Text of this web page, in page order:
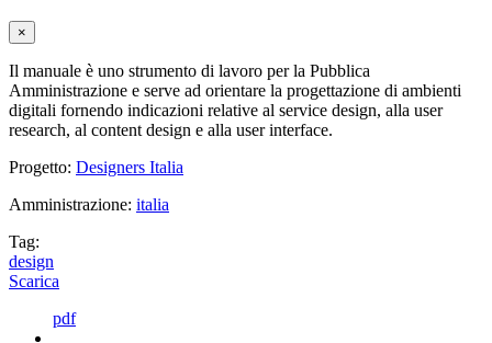
×
Il manuale è uno strumento di lavoro per la Pubblica
Amministrazione e serve ad orientare la progettazione di ambienti
digitali fornendo indicazioni relative al service design, alla user
research, al content design e alla user interface.
Progetto: Designers Italia
Amministrazione: italia
Tag:
design
Scarica
pdf